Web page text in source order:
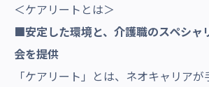
＜ケアリートとは＞
■安定した環境と、介護職のスペシャ
会を提供
「ケアリート」とは、ネオキャリア